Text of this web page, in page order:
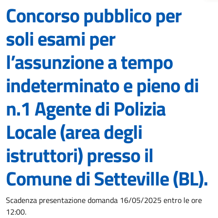
Concorso pubblico per
soli esami per
l’assunzione a tempo
indeterminato e pieno di
n.1 Agente di Polizia
Locale (area degli
istruttori) presso il
Comune di Setteville (BL).
Dettagli della notizia
Scadenza presentazione domanda 16/05/2025 entro le ore
12:00.